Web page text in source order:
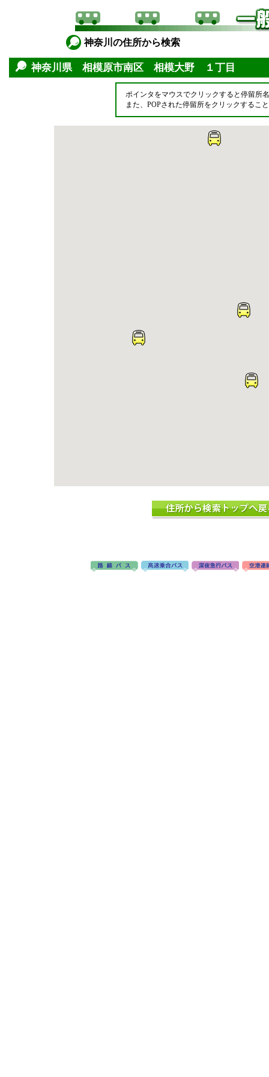
神奈川の住所から検索
神奈川県 相模原市南区 相模大野 １丁目
ポインタをマウスでクリックすると停留所
また、POPされた停留所をクリックするこ